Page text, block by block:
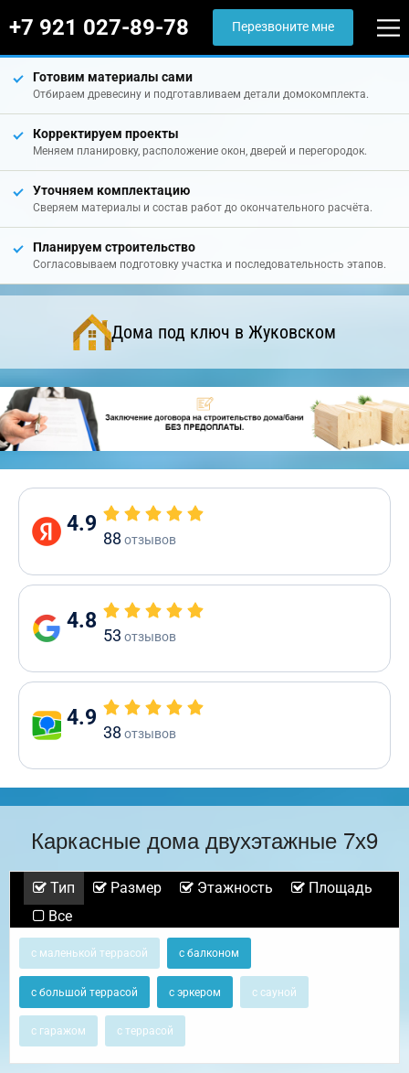
+7 921 027-89-78 Перезвоните мне
Готовим материалы сами
Отбираем древесину и подготавливаем детали домокомплекта.
Корректируем проекты
Меняем планировку, расположение окон, дверей и перегородок.
Уточняем комплектацию
Сверяем материалы и состав работ до окончательного расчёта.
Планируем строительство
Согласовываем подготовку участка и последовательность этапов.
Дома под ключ в Жуковском
4.9
88 отзывов
4.8
53 отзывов
4.9
38 отзывов
Каркасные дома двухэтажные 7х9
Тип Размер Этажность
Площадь
Все
с маленькой террасой с балконом
с большой террасой с эркером с сауной
с гаражом с террасой